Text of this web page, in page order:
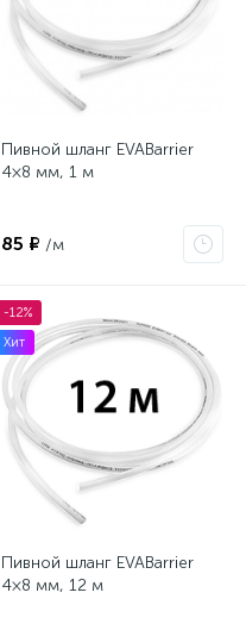
Пивной шланг EVABarrier
4×8 мм, 1 м
85 ₽ /м
-12%
Хит
Пивной шланг EVABarrier
4×8 мм, 12 м